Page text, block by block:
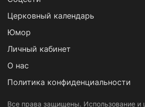
Церковный календарь
Юмор
Личный кабинет
О нас
Политика конфиденциальности
Все права защищены. Использование и